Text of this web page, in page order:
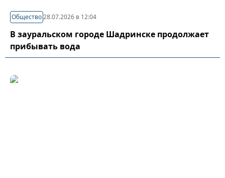
Общество28.07.2026 в 12:04
В зауральском городе Шадринске продолжает
прибывать вода